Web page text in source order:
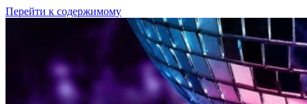
Перейти к содержимому